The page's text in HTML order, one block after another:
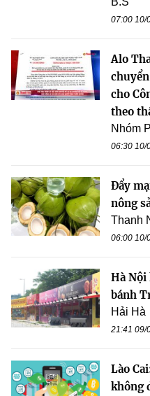
07:00 10/
Alo
cho
theo
Nhóm
06:30 10/
Đẩy
nông
Thanh
06:00 10/
Hà Nội
bánh
Hải Hà
21:41 09/
Lào
không